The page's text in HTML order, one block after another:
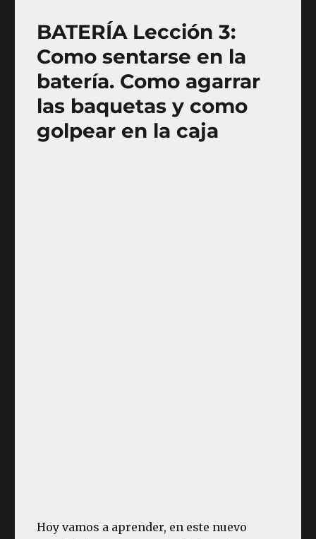
Variación
primer
ritmo
básico:
doble
en
BATERÍA Lección 3:
Como sentarse en la
batería. Como agarrar
las baquetas y como
golpear en la caja
Hoy vamos a aprender, en este nuevo